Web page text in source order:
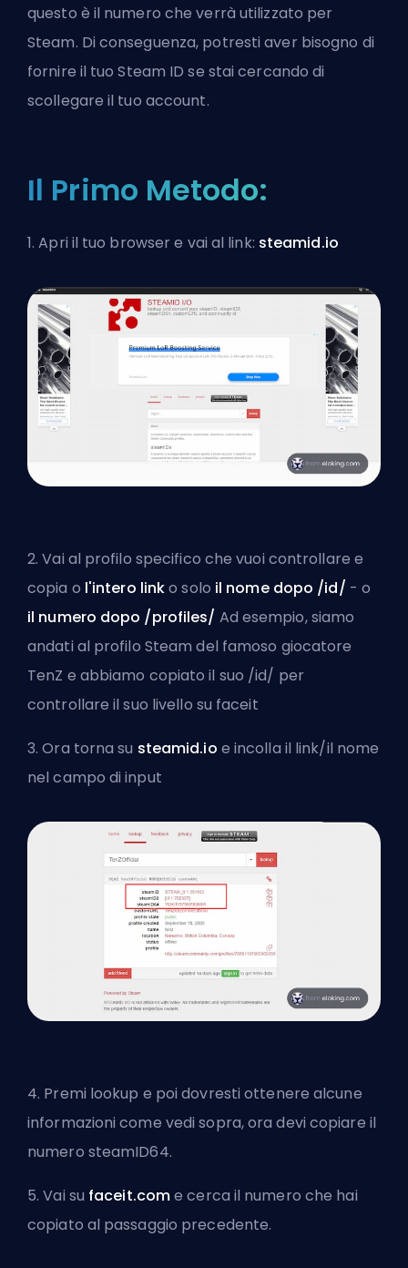
questo è il numero che verrà utilizzato per
Steam. Di conseguenza, potresti aver bisogno di
fornire il tuo Steam ID se stai cercando di
scollegare il tuo account.
Il Primo Metodo:
1. Apri il tuo browser e vai al link: steamid.io
2. Vai al profilo specifico che vuoi controllare e
copia o l'intero linko solo il nome dopo /id/ - o
il numero dopo /profiles/ Ad esempio, siamo
andati al profilo Steam del famoso giocatore
TenZ e abbiamo copiato il suo /id/ per
controllare il suo livello su faceit
3. Ora torna su steamid.io e incolla il link/il nome
nel campo di input
4. Premi lookup e poi dovresti ottenere alcune
informazioni come vedi sopra, ora devi copiare il
numero steamID64.
5. Vai su faceit.come cerca il numero che hai
copiato al passaggio precedente.